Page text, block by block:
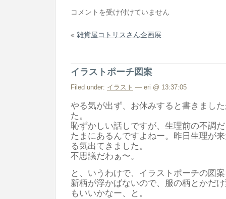
イ
ン
出
展
は
コメントを受け付けていません
« 雑貨屋コトリスさん企画展
イラストポーチ図案
Filed under: イラスト — eri @ 13:37:05
やる気が出ず、お休みすると書きまし
た。
恥ずかしい話しですが、生理前の不調
たまにあるんですよねー。昨日生理が
る気出てきました。
不思議だわぁ〜。
と、いうわけで、イラストポーチの図
新柄が浮かばないので、服の柄とかだ
もいいかなー、と。